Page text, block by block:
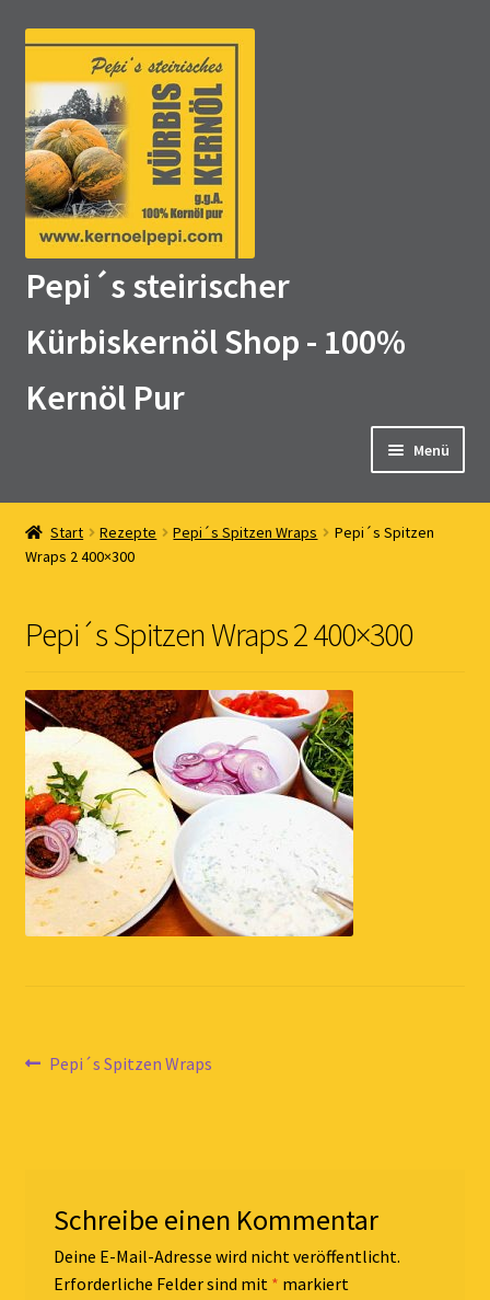
Zur
Navigation
springen
Zum
springen
Pepi´s steirischer
Kürbiskernöl Shop - 100%
Kernöl Pur
Menü
Home
Online Shop
Kernöl Pepi
News
Kontakt
Gästebuch
Start Rezepte Pepi´s Spitzen Wraps
Pepi´s Spitzen
Wraps 2 400×300
Pepi´s Spitzen Wraps 2 400×300
Beitragsnavigation
Vorheriger
Pepi´s Spitzen Wraps
Schreibe einen Kommentar
Deine E-Mail-Adresse wird nicht veröffentlicht.
Erforderliche Felder sind mit * markiert